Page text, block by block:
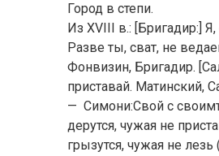
Город в степи.
Из XVIII в.: [Бригадир:]
Разве ты, сват, не
Фонвизин, Бригадир.
приставай. Матинский,
— Симони:Свой с
дерутся, чужая не
грызутся, чужая не